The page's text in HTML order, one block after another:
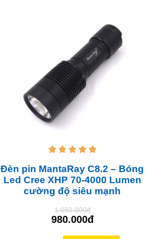
    
Đèn pin MantaRay C8.2 – Bóng
Led Cree XHP 70-4000 Lumen
cường độ siêu mạnh
1.080.000đ
980.000đ